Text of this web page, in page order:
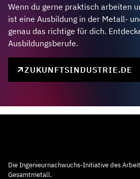
Wenn du gerne praktisch arbeiten
ist eine Ausbildung in der Metall-
genau das richtige für dich.
Ausbildungsberufe.
ZUKUNFTSINDUSTRIE.DE
Die Ingenieurnachwuchs-Initiative des
Gesamtmetall.